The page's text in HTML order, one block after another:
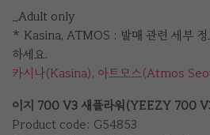
_Adult only
* Kasina, ATMOS : 발매 관련 세부 정
하세요.
카시나(Kasina), 아트모스(Atmos
이지 700 V3 새플라워(YEEZY 700
Product code: G54853